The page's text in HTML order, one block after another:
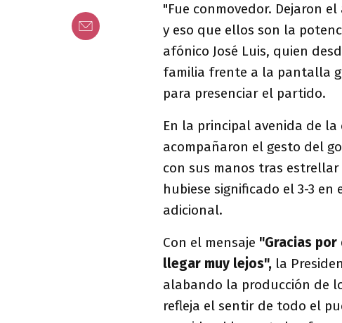
"Fue conmovedor. Dejaron
y eso que ellos son la
afónico José Luis, quien
familia frente a la pantalla
para presenciar el partido.
En la principal avenida de
acompañaron el gesto del
con sus manos tras
hubiese significado el 3-3
adicional.
Con el mensaje "Gracias
llegar muy lejos", la
alabando la producción de
refleja el sentir de todo el